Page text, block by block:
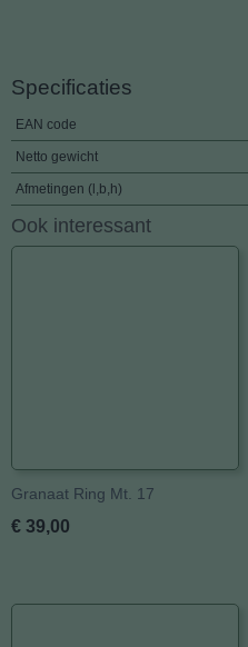
Specificaties
EAN code
Netto gewicht
Afmetingen (l,b,h)
Ook interessant
Granaat Ring Mt. 17
€ 39,00